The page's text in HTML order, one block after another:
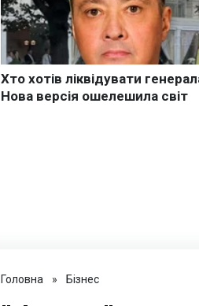
Головна » Бізнес